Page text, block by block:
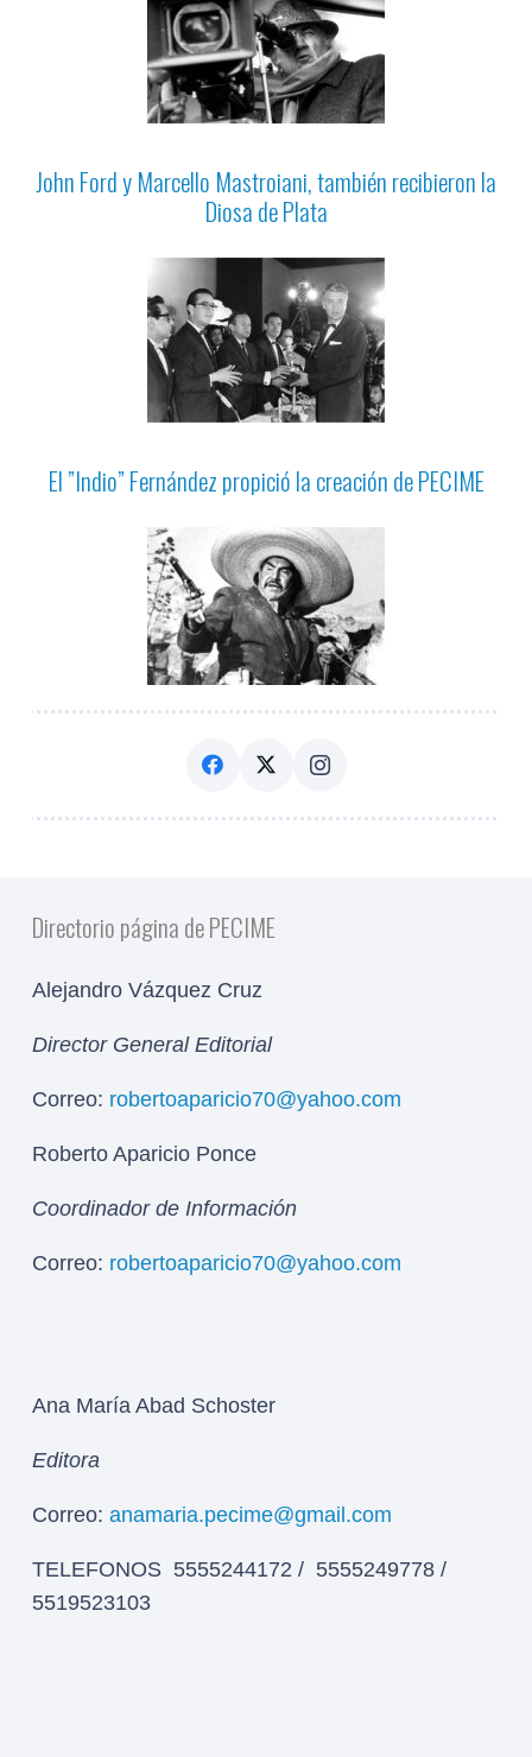
John Ford y Marcello Mastroiani, también recibieron la
Diosa de Plata
El ”Indio” Fernández propició la creación de PECIME
Directorio página de PECIME
Alejandro Vázquez Cruz
Director General Editorial
Correo: robertoaparicio70@yahoo.com
Roberto Aparicio Ponce
Coordinador de Información
Correo: robertoaparicio70@yahoo.com
Ana María Abad Schoster
Editora
Correo: anamaria.pecime@gmail.com
TELEFONOS 5555244172 / 5555249778 /
5519523103